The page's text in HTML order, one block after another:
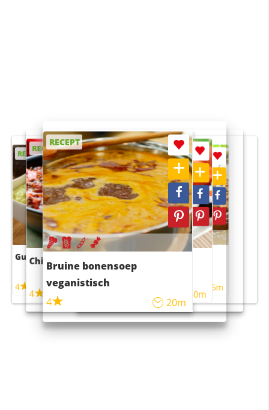
RECEPT
Guacamole
4
RECEPT
Chili con carne
4 45m
RECEPT
Bruine bonensoep
veganistisch
4
20m
RECEPT
Sushi rijstsalade
maaltijdsalade
40m
RECEPT
4 55m